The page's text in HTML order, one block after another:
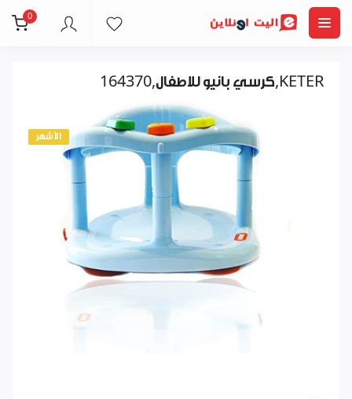
0
كرسي بانيو للاطفال,164370,KETER
الأشهر